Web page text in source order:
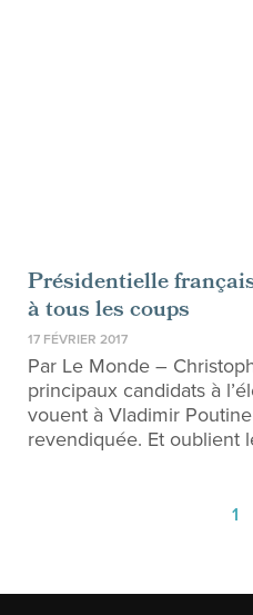
Présidentielle
à tous les coups
17 FÉVRIER 2017
Par Le Monde –
principaux candidats à
vouent à Vladimir
revendiquée. Et oublient
1